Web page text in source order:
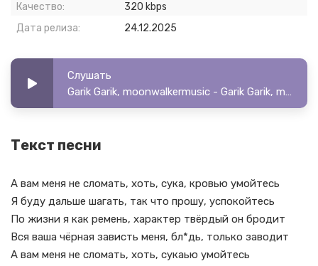
Качество:
320 kbps
Дата релиза:
24.12.2025
Слушать
Garik Garik, moonwalkermusic - Garik Garik, moonwalkermusic - А вам меня не сломать (cover)
Текст песни
А вам меня не сломать, хоть, сука, кровью умойтесь
Я буду дальше шагать, так что прошу, успокойтесь
По жизни я как ремень, характер твёрдый он бродит
Вся ваша чёрная зависть меня, бл*дь, только заводит
А вам меня не сломать, хоть, сукаью умойтесь